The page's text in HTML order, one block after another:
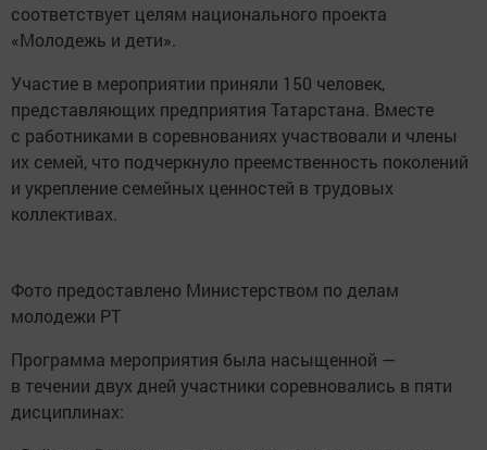
соответствует целям национального проекта
«Молодежь и дети».
Участие в мероприятии приняли 150 человек,
представляющих предприятия Татарстана. Вместе
с работниками в соревнованиях участвовали и члены
их семей, что подчеркнуло преемственность поколений
и укрепление семейных ценностей в трудовых
коллективах.
Фото предоставлено Министерством по делам
молодежи РТ
Программа мероприятия была насыщенной —
в течении двух дней участники соревновались в пяти
дисциплинах: